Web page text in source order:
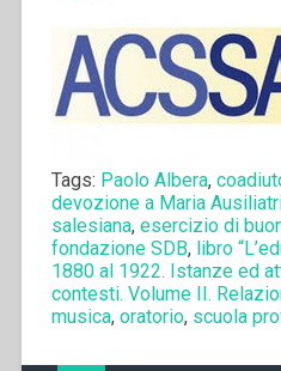
Tags: Paolo Albera,
devozione a Maria
salesiana, esercizio di
fondazione SDB, libro
1880 al 1922. Istanze ed
contesti. Volume II.
musica, oratorio, scuola